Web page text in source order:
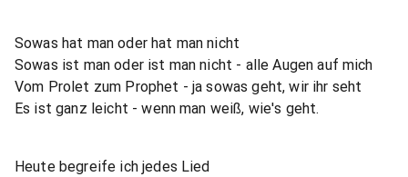
Sowas hat man oder hat man nicht
Sowas ist man oder ist man nicht - alle Augen auf mich
Vom Prolet zum Prophet - ja sowas geht, wir ihr seht
Es ist ganz leicht - wenn man weiß, wie's geht.
Heute begreife ich jedes Lied